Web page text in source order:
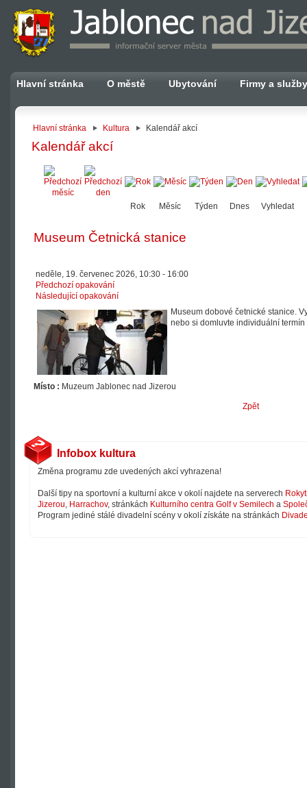
Hlavní stránka O městě Ubytování Firmy a služby
Hlavní stránka Kultura Kalendář akcí
Kalendář akcí
Rok Měsíc Týden Dnes Vyhledat
Museum Četnická stanice
neděle, 19. červenec 2026, 10:30 - 16:00
Předchozí opakování
Následující opakování
Museum dobové četnické stanice.
nebo si domluvte individuální
Místo : Muzeum Jablonec nad Jizerou
Zpět
Infobox kultura
Změna programu zde uvedených akcí vyhrazena!
Další tipy na sportovní a kulturní akce v okolí najdete na serverech
Jizerou, Harrachov, stránkách Kulturního centra Golf v Semilech a
Program jediné stálé divadelní scény v okolí získáte na stránkách